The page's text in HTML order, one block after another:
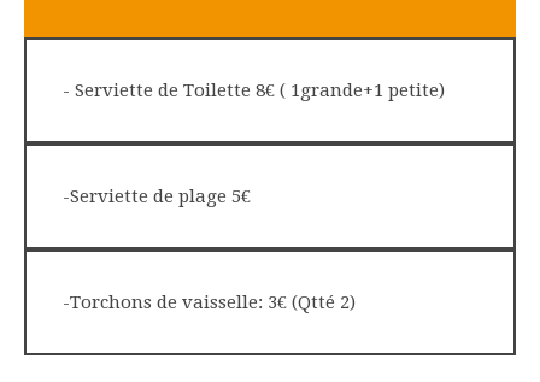
- Serviette de Toilette 8€ ( 1grande+1 petite)
-Serviette de plage 5€
-Torchons de vaisselle: 3€ (Qtté 2)